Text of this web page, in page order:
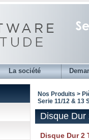
La société
Nos Produits >
Serie 11/12 & 13
Disque Dur
Disque Dur 2